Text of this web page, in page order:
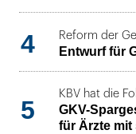
4 Reform der
Entwurf für
5
KBV hat die
GKV-
für Ärzte mit